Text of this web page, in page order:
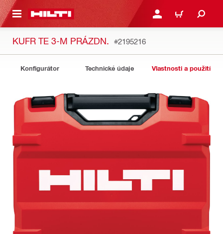
HLAVNÍ OBSAH PŘIHLÁSIT NEBO
KOŠÍK
KUFR TE 3-M PRÁZDN. #2195216
Konfigurátor Technické údaje Vlastnosti a použití